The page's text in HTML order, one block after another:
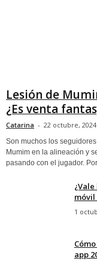
Lesión de
¿Es venta
Catarina - 22 octubre, 2024
Son muchos los
Mumim en la alineación y
pasando con el jugador.
móvil
1
app